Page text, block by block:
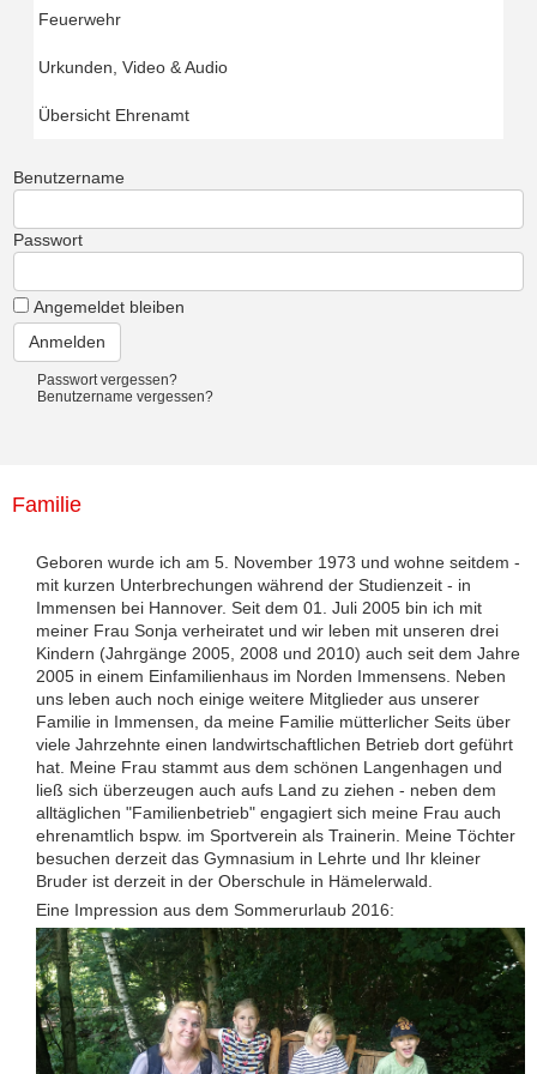
Feuerwehr
Urkunden, Video & Audio
Übersicht Ehrenamt
Benutzername
Passwort
Angemeldet bleiben
Passwort vergessen?
Benutzername vergessen?
Familie
Geboren wurde ich am 5. November 1973 und wohne seitdem -
mit kurzen Unterbrechungen während der Studienzeit - in
Immensen bei Hannover. Seit dem 01. Juli 2005 bin ich mit
meiner Frau Sonja verheiratet und wir leben mit unseren drei
Kindern (Jahrgänge 2005, 2008 und 2010) auch seit dem Jahre
2005 in einem Einfamilienhaus im Norden Immensens. Neben
uns leben auch noch einige weitere Mitglieder aus unserer
Familie in Immensen, da meine Familie mütterlicher Seits über
viele Jahrzehnte einen landwirtschaftlichen Betrieb dort geführt
hat. Meine Frau stammt aus dem schönen Langenhagen und
ließ sich überzeugen auch aufs Land zu ziehen - neben dem
alltäglichen "Familienbetrieb" engagiert sich meine Frau auch
ehrenamtlich bspw. im Sportverein als Trainerin. Meine Töchter
besuchen derzeit das Gymnasium in Lehrte und Ihr kleiner
Bruder ist derzeit in der Oberschule in Hämelerwald.
Eine Impression aus dem Sommerurlaub 2016: